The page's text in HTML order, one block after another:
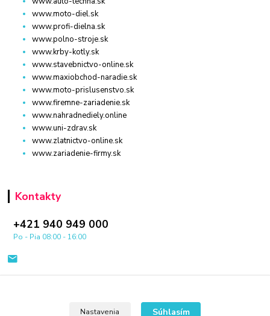
www.moto-diel.sk
www.profi-dielna.sk
www.polno-stroje.sk
www.krby-kotly.sk
www.stavebnictvo-online.sk
www.maxiobchod-naradie.sk
www.moto-prislusenstvo.sk
www.firemne-zariadenie.sk
www.nahradnediely.online
www.uni-zdrav.sk
www.zlatnictvo-online.sk
www.zariadenie-firmy.sk
Kontakty
+421 940 949 000
Po - Pia 08:00 - 16:00
Nastavenia Súhlasím